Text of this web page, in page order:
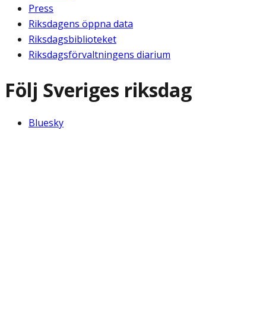
Press
Riksdagens öppna data
Riksdagsbiblioteket
Riksdagsförvaltningens diarium
Följ Sveriges riksdag
Bluesky